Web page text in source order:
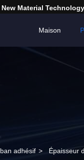
Material
Maison
adhésif > Épaisseur